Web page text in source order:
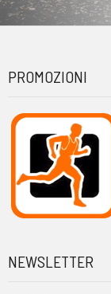
PROMOZIONI
NEWSLETTER